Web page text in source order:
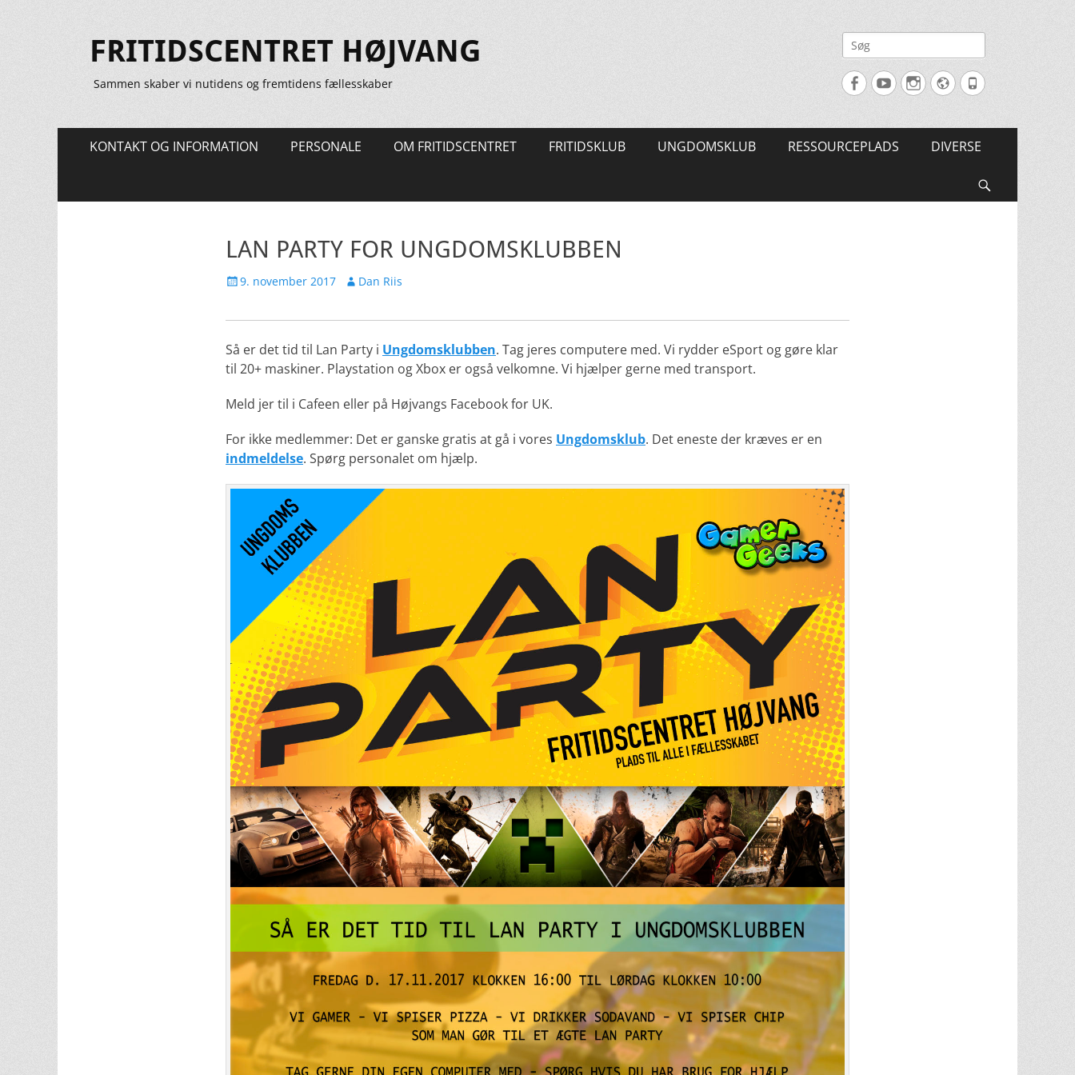
FRITIDSCENTRET HØJVANG
Sammen skaber vi nutidens og fremtidens fællesskaber
Søg
efter:
FacebookYouTubeInstagram
Website
Tlf.
Primær
KONTAKT OG INFORMATION PERSONALE OM FRITIDSCENTRET FRITIDSKLUB UNGDOMSKLUB RESSOURCEPLADS DIVERSE
LAN PARTY FOR UNGDOMSKLUBBEN
Udgivet
9. november 2017 Forfatter
Dan Riis
Så er det tid til Lan Party i Ungdomsklubben. Tag jeres computere med. Vi rydder eSport og gøre klar
til 20+ maskiner. Playstation og Xbox er også velkomne. Vi hjælper gerne med transport.
Meld jer til i Cafeen eller på Højvangs Facebook for UK.
For ikke medlemmer: Det er ganske gratis at gå i vores Ungdomsklub. Det eneste der kræves er en
indmeldelse. Spørg personalet om hjælp.